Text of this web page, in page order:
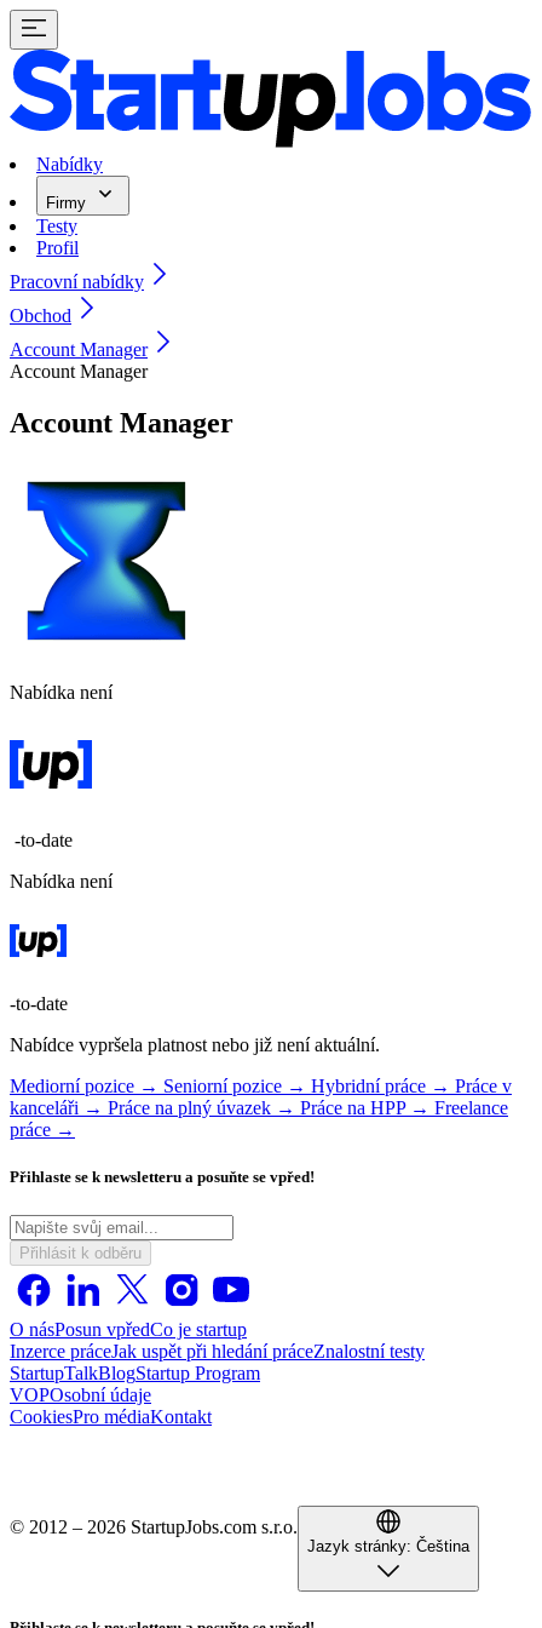
Nabídky
Firmy
Testy
Profil
Pracovní nabídky
Obchod
Account Manager
Account Manager
Account Manager
Nabídka není
-to-date
Nabídka není
-to-date
Nabídce vypršela platnost nebo již není aktuální.
Mediorní pozice → Seniorní pozice → Hybridní práce → Práce v
kanceláři → Práce na plný úvazek → Práce na HPP → Freelance
práce →
Přihlaste se k newsletteru a posuňte se vpřed!
Přihlásit k odběru
O násPosun vpředCo je startup
Inzerce práceJak uspět při hledání práceZnalostní testy
StartupTalkBlogStartup Program
VOPOsobní údaje
CookiesPro médiaKontakt
© 2012 – 2026 StartupJobs.com s.r.o.
Jazyk stránky: Čeština